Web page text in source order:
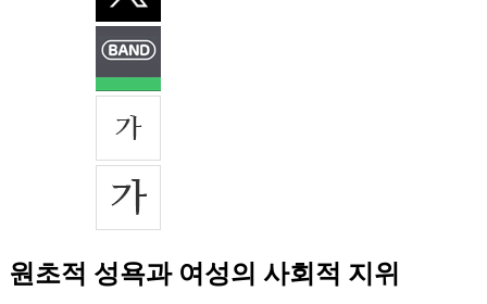
원초적 성욕과 여성의 사회적 지위